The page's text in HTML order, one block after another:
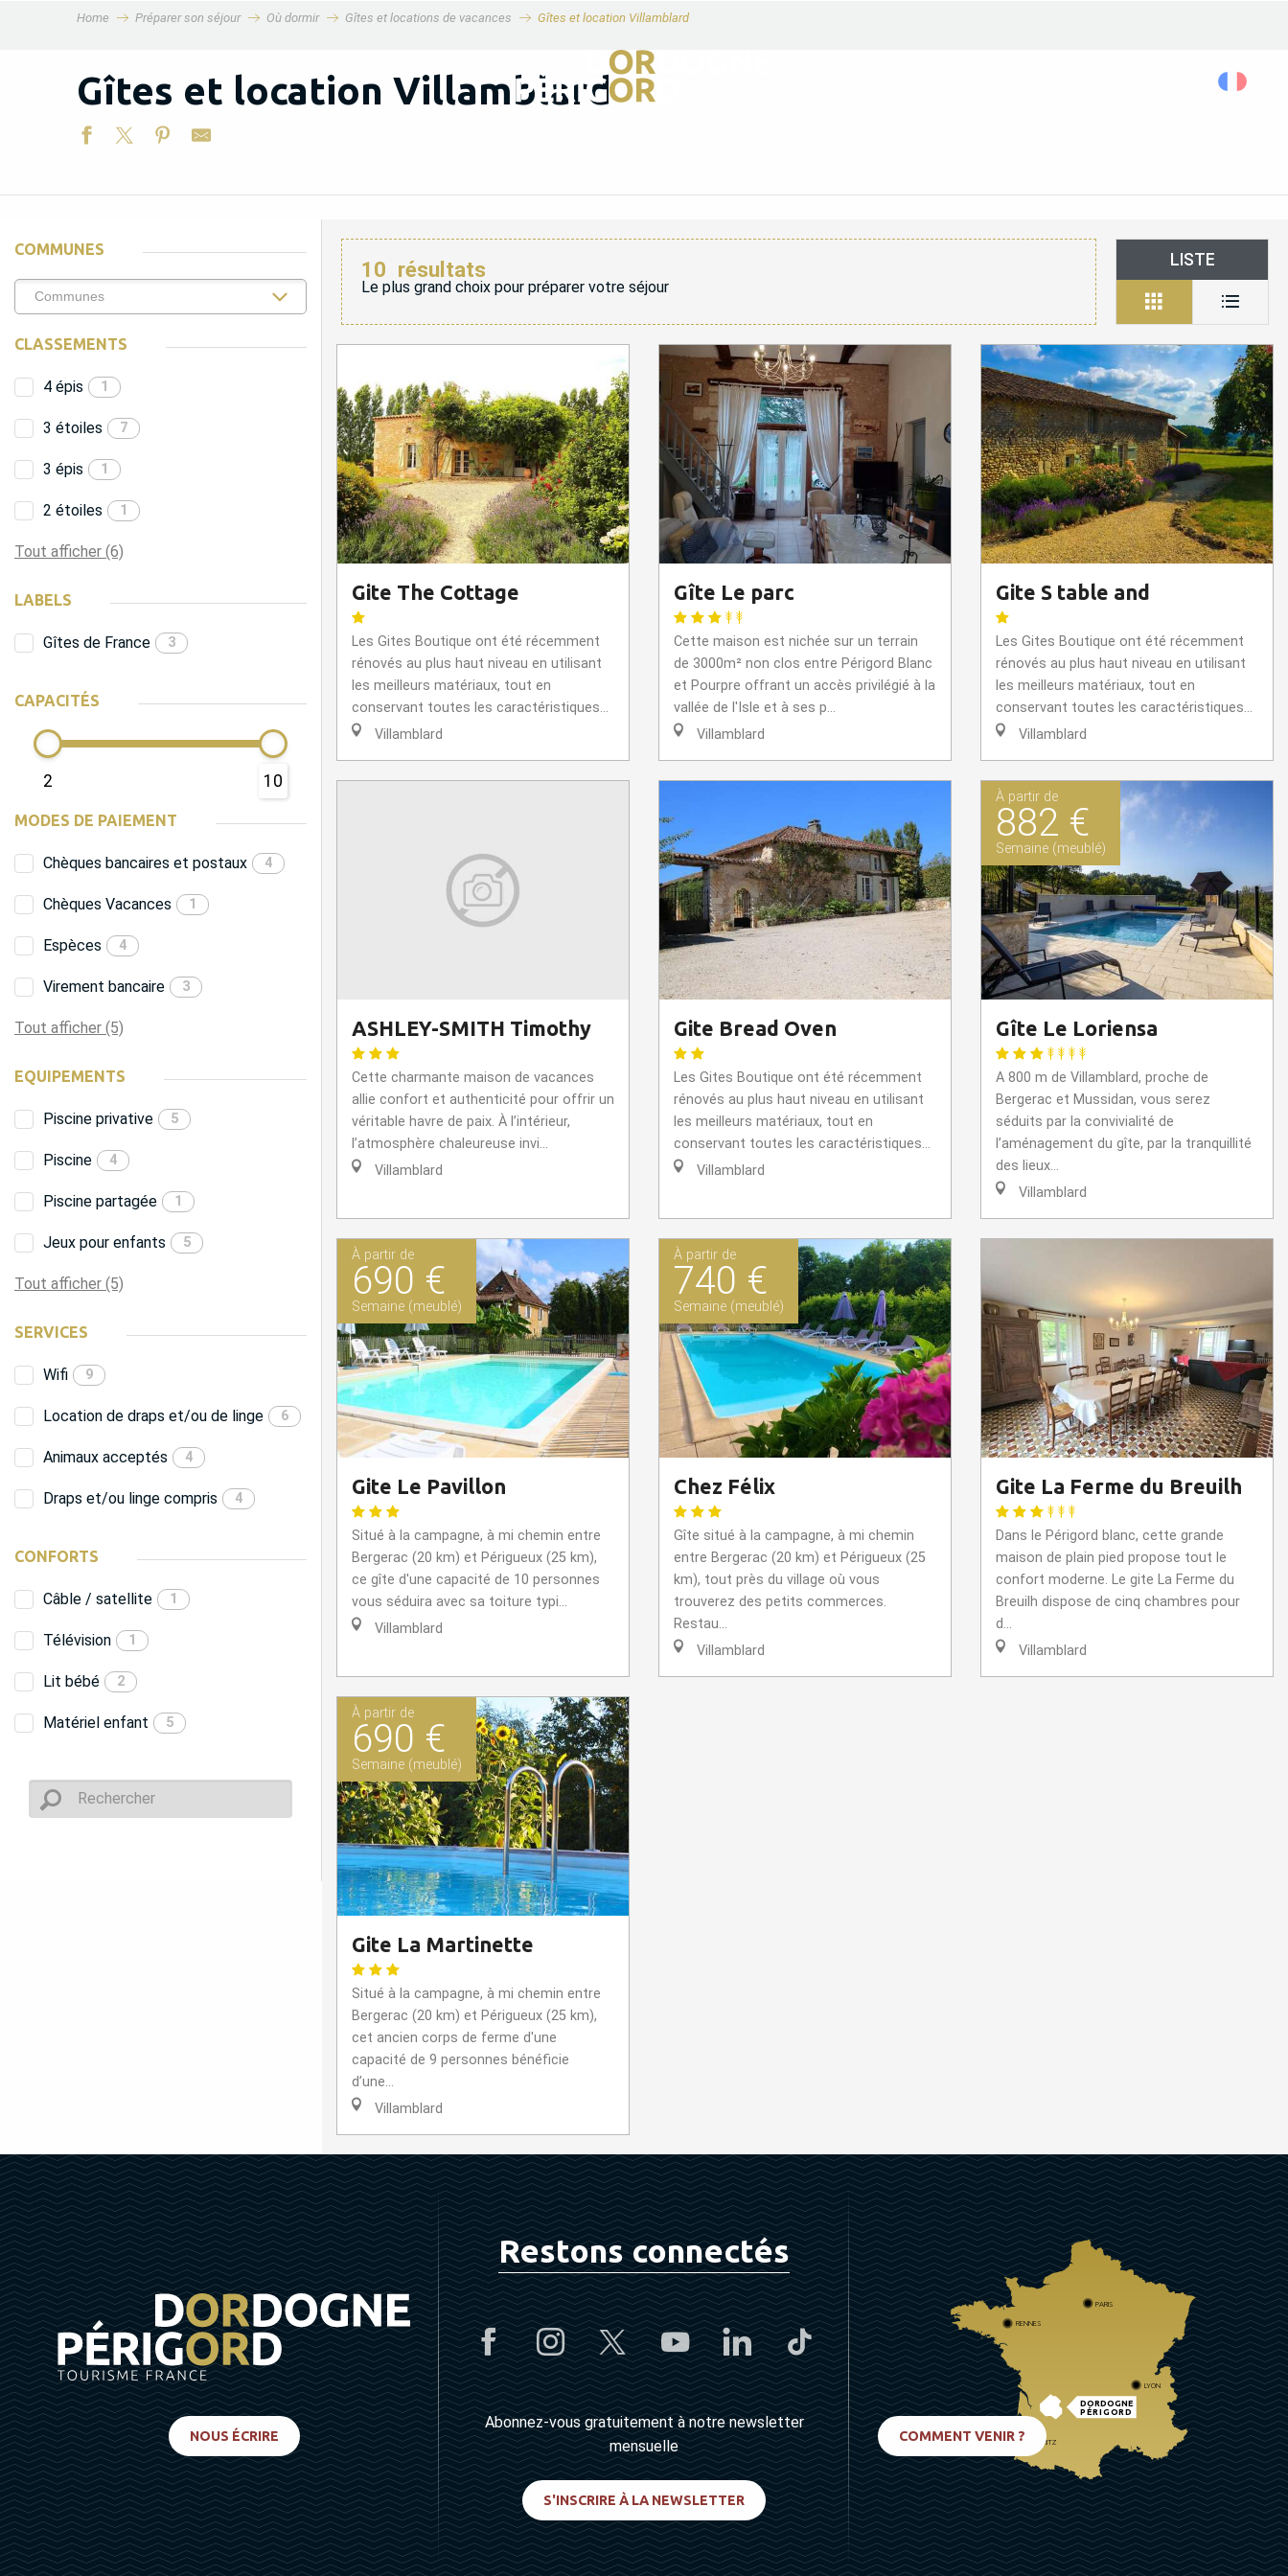
Home Préparer son séjour Où dormir Gîtes et locations de vacances Gîtes et location Villamblard
Gîtes et location Villamblard
COMMUNES
CLASSEMENTS
4 épis 1
3 étoiles 7
3 épis 1
2 étoiles 1
Tout afficher (6)
LABELS
Gîtes de France 3
CAPACITÉS
2 10
MODES DE PAIEMENT
Chèques bancaires et postaux 4
Chèques Vacances 1
Espèces 4
Virement bancaire 3
Tout afficher (5)
EQUIPEMENTS
Piscine privative 5
Piscine 4
Piscine partagée 1
Jeux pour enfants 5
Tout afficher (5)
SERVICES
Wifi 9
Location de draps et/ou de linge 6
Animaux acceptés 4
Draps et/ou linge compris 4
CONFORTS
Câble / satellite 1
Télévision 1
Lit bébé 2
Matériel enfant 5
10 résultats
Le plus grand choix pour préparer votre séjour
LISTE
Gite The Cottage
Les Gites Boutique ont été récemment
rénovés au plus haut niveau en utilisant
les meilleurs matériaux, tout en
conservant toutes les caractéristiques...
Villamblard
Gîte Le parc
Cette maison est nichée sur un terrain
de 3000m² non clos entre Périgord Blanc
et Pourpre offrant un accès privilégié à la
vallée de l'Isle et à ses p...
Villamblard
Gite S table and
Les Gites Boutique ont été récemment
rénovés au plus haut niveau en utilisant
les meilleurs matériaux, tout en
conservant toutes les caractéristiques...
Villamblard
ASHLEY-SMITH Timothy
Cette charmante maison de vacances
allie confort et authenticité pour offrir un
véritable havre de paix. À l’intérieur,
l’atmosphère chaleureuse invi...
Villamblard
Gite Bread Oven
Les Gites Boutique ont été récemment
rénovés au plus haut niveau en utilisant
les meilleurs matériaux, tout en
conservant toutes les caractéristiques...
Villamblard
À partir de
882 €
Semaine (meublé)
Gîte Le Loriensa
A 800 m de Villamblard, proche de
Bergerac et Mussidan, vous serez
séduits par la convivialité de
l’aménagement du gîte, par la tranquillité
des lieux...
Villamblard
À partir de
690 €
Semaine (meublé)
Gite Le Pavillon
Situé à la campagne, à mi chemin entre
Bergerac (20 km) et Périgueux (25 km),
ce gîte d'une capacité de 10 personnes
vous séduira avec sa toiture typi...
Villamblard
À partir de
740 €
Semaine (meublé)
Chez Félix
Gîte situé à la campagne, à mi chemin
entre Bergerac (20 km) et Périgueux (25
km), tout près du village où vous
trouverez des petits commerces.
Restau...
Villamblard
Gite La Ferme du Breuilh
Dans le Périgord blanc, cette grande
maison de plain pied propose tout le
confort moderne. Le gite La Ferme du
Breuilh dispose de cinq chambres pour
d...
Villamblard
À partir de
690 €
Semaine (meublé)
Gite La Martinette
Situé à la campagne, à mi chemin entre
Bergerac (20 km) et Périgueux (25 km),
cet ancien corps de ferme d'une
capacité de 9 personnes bénéficie
d’une...
Villamblard
NOUS ÉCRIRE
Restons connectés
Abonnez-vous gratuitement à notre newsletter
mensuelle
S'INSCRIRE À LA NEWSLETTER
DORDOGNE
PÉRIGORD
PARIS
RENNES
LYON
BIARRITZ
COMMENT VENIR ?